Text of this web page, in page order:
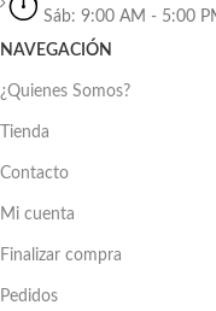
Sáb: 9:00 AM - 5:00
NAVEGACIÓN
¿Quienes Somos?
Tienda
Contacto
Mi cuenta
Finalizar compra
Pedidos